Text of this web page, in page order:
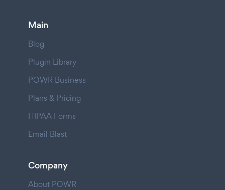
Main
Blog
Plugin Library
POWR Business
Plans & Pricing
HIPAA Forms
Email Blast
Company
About POWR